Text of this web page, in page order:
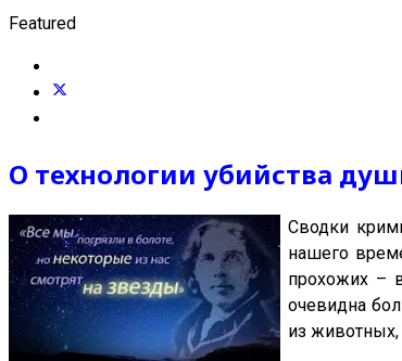
Featured
О технологии убийства
Сводки
нашего
прохожих –
очевидна
из животных,